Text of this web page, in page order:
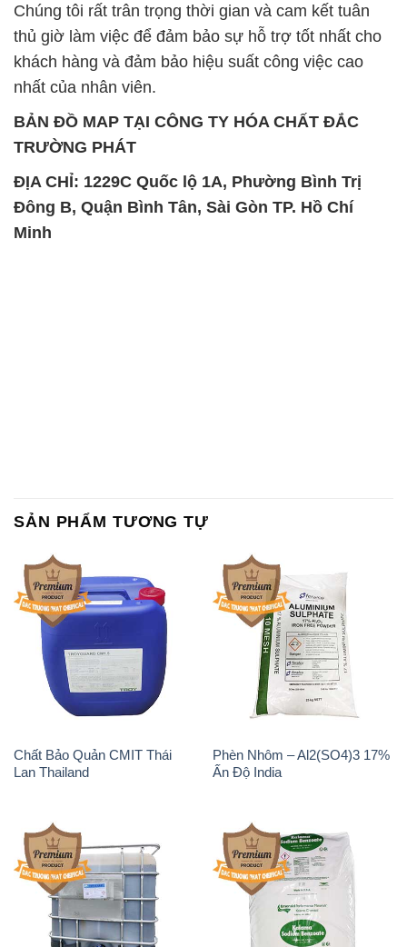
Chúng tôi rất trân trọng thời gian và cam kết tuân
thủ giờ làm việc để đảm bảo sự hỗ trợ tốt nhất cho
khách hàng và đảm bảo hiệu suất công việc cao
nhất của nhân viên.
BẢN ĐỒ MAP TẠI CÔNG TY HÓA CHẤT ĐẮC
TRƯỜNG PHÁT
ĐỊA CHỈ: 1229C Quốc lộ 1A, Phường Bình Trị
Đông B, Quận Bình Tân, Sài Gòn TP. Hồ Chí
Minh
SẢN PHẨM TƯƠNG TỰ
Chất Bảo Quản CMIT Thái
Lan Thailand
Phèn Nhôm – Al2(SO4)3 17%
Ấn Độ India